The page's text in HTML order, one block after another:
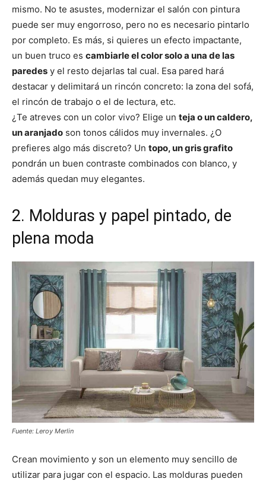
mismo. No te asustes, modernizar el salón con pintura
puede ser muy engorroso, pero no es necesario pintarlo
por completo. Es más, si quieres un efecto impactante,
un buen truco es cambiarle el color solo a una de las
paredes y el resto dejarlas tal cual. Esa pared hará
destacar y delimitará un rincón concreto: la zona del sofá,
el rincón de trabajo o el de lectura, etc.
¿Te atreves con un color vivo? Elige un teja o un caldero,
un aranjado son tonos cálidos muy invernales. ¿O
prefieres algo más discreto? Un topo, un gris grafito
pondrán un buen contraste combinados con blanco, y
además quedan muy elegantes.
2. Molduras y papel pintado, de
plena moda
Fuente: Leroy Merlin
Crean movimiento y son un elemento muy sencillo de
utilizar para jugar con el espacio. Las molduras pueden